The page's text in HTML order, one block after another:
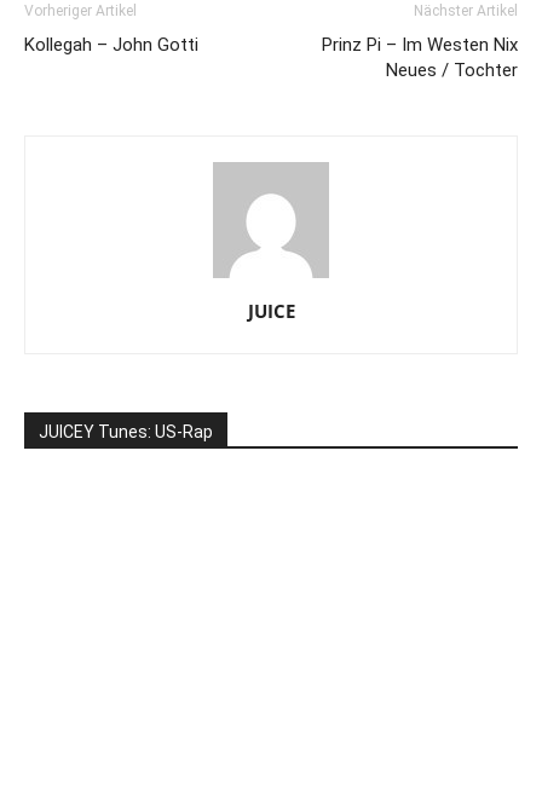
Vorheriger Artikel
Kollegah – John Gotti
Nächster Artikel
Prinz Pi – Im Westen Nix
Neues / Tochter
JUICE
JUICEY Tunes: US-Rap